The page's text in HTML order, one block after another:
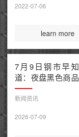
2022-07-06
learn more
7月9日钢市早知
道：夜盘黑色商品
整体收涨 原油大
涨引爆全球债市抛
忘录“已终结”
新闻资讯
2026-07-09